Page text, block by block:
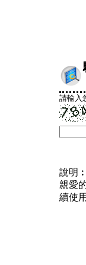
請輸入
說明︰
親愛
續使